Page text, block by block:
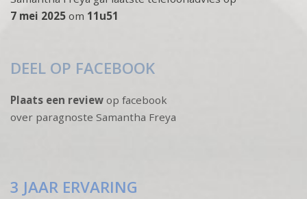
7 mei 2025 om 11u51
DEEL OP FACEBOOK
Plaats een review op facebook
over paragnoste Samantha Freya
3 JAAR ERVARING